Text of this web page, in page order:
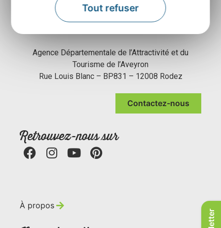
Tout refuser
Agence Départementale de l’Attractivité et du
Tourisme de l’Aveyron
Rue Louis Blanc – BP831 – 12008 Rodez
Contactez-nous
Retrouvez-nous sur
À propos